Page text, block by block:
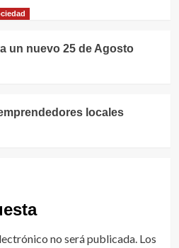
un nuevo 25 de Agosto
locales
no será publicada. Los